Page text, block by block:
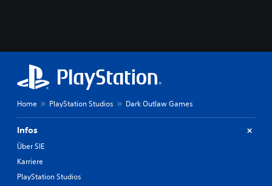
Home PlayStation Studios Dark Outlaw Games
Infos
Über SIE
Karriere
PlayStation Studios